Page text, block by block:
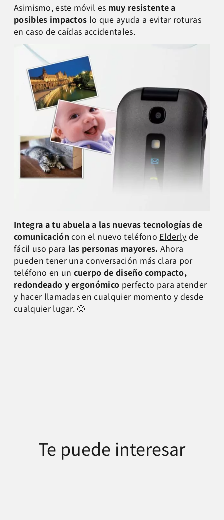
Asimismo, este móvil es muy resistente a
posibles impactos lo que ayuda a evitar roturas
en caso de caídas accidentales.
Integra a tu abuela a las nuevas tecnologías de
comunicación con el nuevo teléfono Elderly de
fácil uso para las personas mayores. Ahora
pueden tener una conversación más clara por
teléfono en un cuerpo de diseño compacto,
redondeado y ergonómico perfecto para atender
y hacer llamadas en cualquier momento y desde
cualquier lugar. 🙂
Te puede interesar